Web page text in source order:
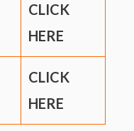
CLICK
HERE
CLICK
HERE